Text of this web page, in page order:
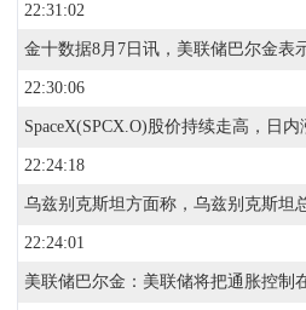
22:31:02
22:30:06
22:24:18
22:24:01
美联储巴尔金：美联储将把通胀控制